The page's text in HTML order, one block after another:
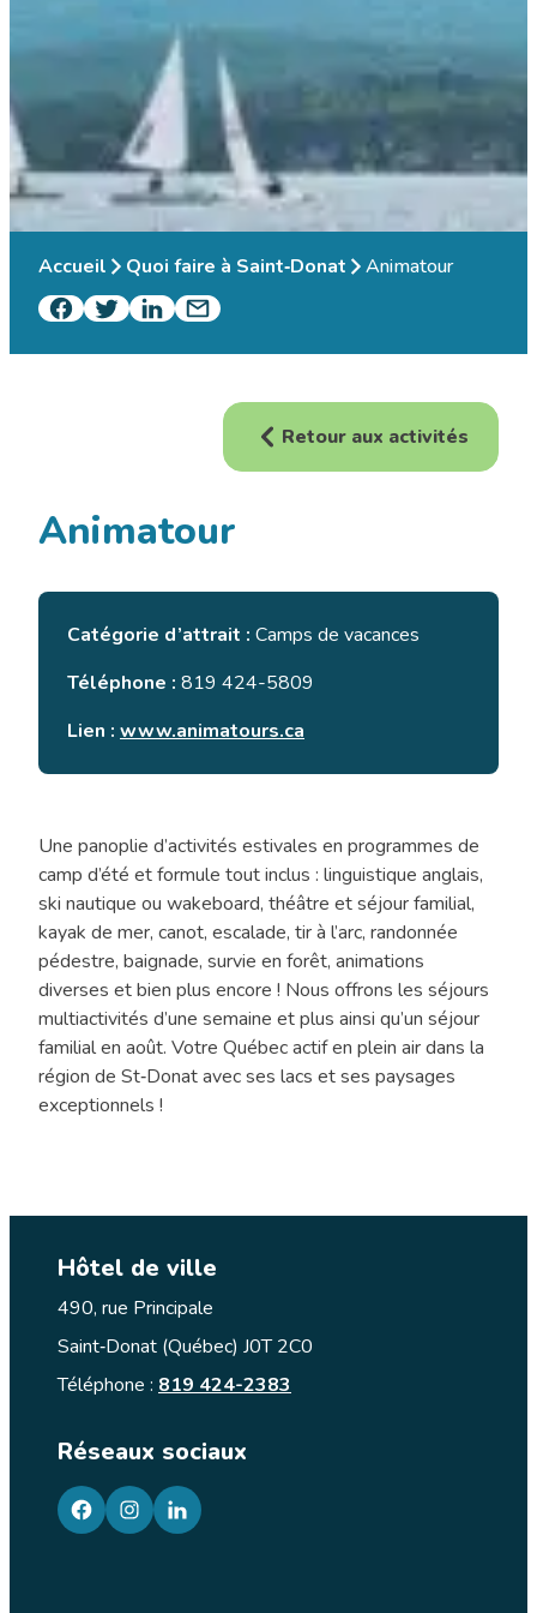
Accueil Quoi faire à Saint‑Donat Animatour
Retour aux activités
Animatour
Catégorie d’attrait : Camps de vacances
Téléphone : 819 424-5809
Lien : www.animatours.ca
Une panoplie d’activités estivales en programmes de
camp d’été et formule tout inclus : linguistique anglais,
ski nautique ou wakeboard, théâtre et séjour familial,
kayak de mer, canot, escalade, tir à l’arc, randonnée
pédestre, baignade, survie en forêt, animations
diverses et bien plus encore ! Nous offrons les séjours
multiactivités d’une semaine et plus ainsi qu’un séjour
familial en août. Votre Québec actif en plein air dans la
région de St‑Donat avec ses lacs et ses paysages
exceptionnels !
Hôtel de ville
490, rue Principale
Saint‑Donat (Québec) J0T 2C0
Téléphone : 819 424-2383
Réseaux sociaux
facebookgoogleplusgoogleplus